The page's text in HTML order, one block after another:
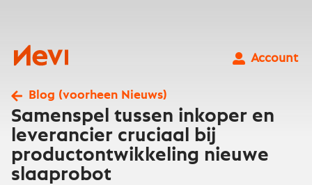
Nevi
Account
Blog (voorheen Nieuws)
Samenspel tussen inkoper en
leverancier cruciaal bij
productontwikkeling nieuwe
slaaprobot